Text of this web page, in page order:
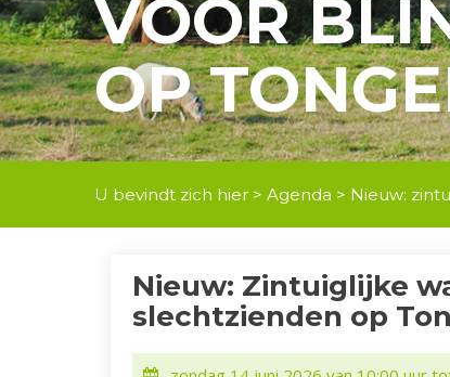
VOOR
OP
U bevindt zich hier > Agenda > Nieuw:
Nieuw: Zintuiglijke
slechtzienden op